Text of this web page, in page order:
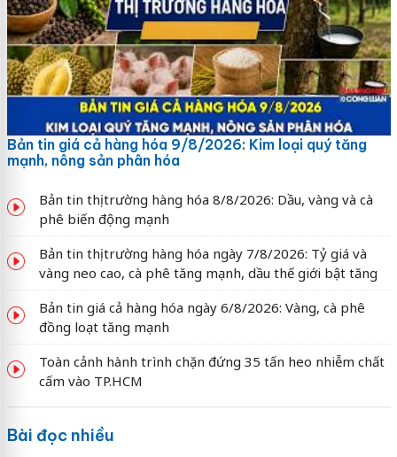
Bản tin giá cả hàng hóa 9/8/2026: Kim loại quý tăng
mạnh, nông sản phân hóa
Bản tin thị trường hàng hóa 8/8/2026: Dầu, vàng và cà
phê biến động mạnh
Bản tin thị trường hàng hóa ngày 7/8/2026: Tỷ giá và
vàng neo cao, cà phê tăng mạnh, dầu thế giới bật tăng
Bản tin giá cả hàng hóa ngày 6/8/2026: Vàng, cà phê
đồng loạt tăng mạnh
Toàn cảnh hành trình chặn đứng 35 tấn heo nhiễm chất
cấm vào TP.HCM
Bài đọc nhiều